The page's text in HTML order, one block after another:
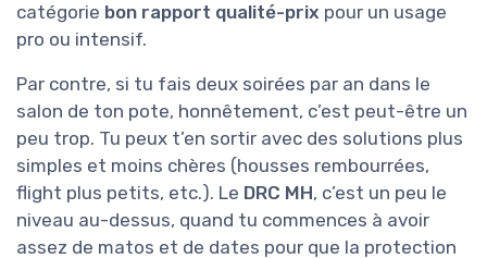
catégorie bon rapport qualité-prix pour un usage
pro ou intensif.
Par contre, si tu fais deux soirées par an dans le
salon de ton pote, honnêtement, c’est peut-être un
peu trop. Tu peux t’en sortir avec des solutions plus
simples et moins chères (housses rembourrées,
flight plus petits, etc.). Le DRC MH, c’est un peu le
niveau au-dessus, quand tu commences à avoir
assez de matos et de dates pour que la protection